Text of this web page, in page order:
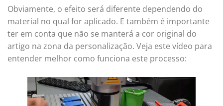
Obviamente, o efeito será diferente dependendo do
material no qual for aplicado. E também é importante
ter em conta que não se manterá a cor original do
artigo na zona da personalização. Veja este vídeo para
entender melhor como funciona este processo: